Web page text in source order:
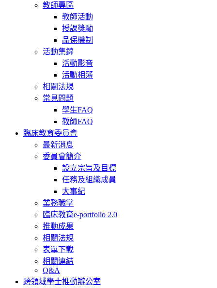
教師專區
教師活動
授課獎勵
品保機制
活動集錦
活動影音
活動相簿
相關法規
常見問題
學生FAQ
教師FAQ
臨床教育委員會
最新消息
委員會簡介
設立宗旨及目標
任務及組織成員
大事紀
業務職掌
臨床教育e-portfolio 2.0
推動成果
相關法規
表單下載
相關連結
Q&A
跨領域學士推動辦公室